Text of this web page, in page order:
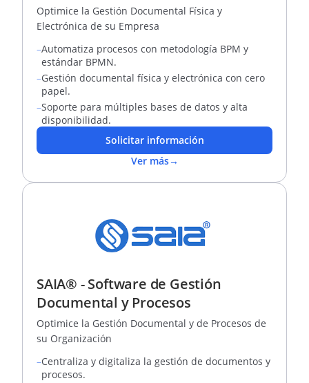
Optimice la Gestión Documental Física y
Electrónica de su Empresa
–Automatiza procesos con metodología BPM y
estándar BPMN.
–Gestión documental física y electrónica con cero
papel.
–Soporte para múltiples bases de datos y alta
disponibilidad.
Solicitar información
Ver más→
SAIA® - Software de Gestión
Documental y Procesos
Optimice la Gestión Documental y de Procesos de
su Organización
–Centraliza y digitaliza la gestión de documentos y
procesos.